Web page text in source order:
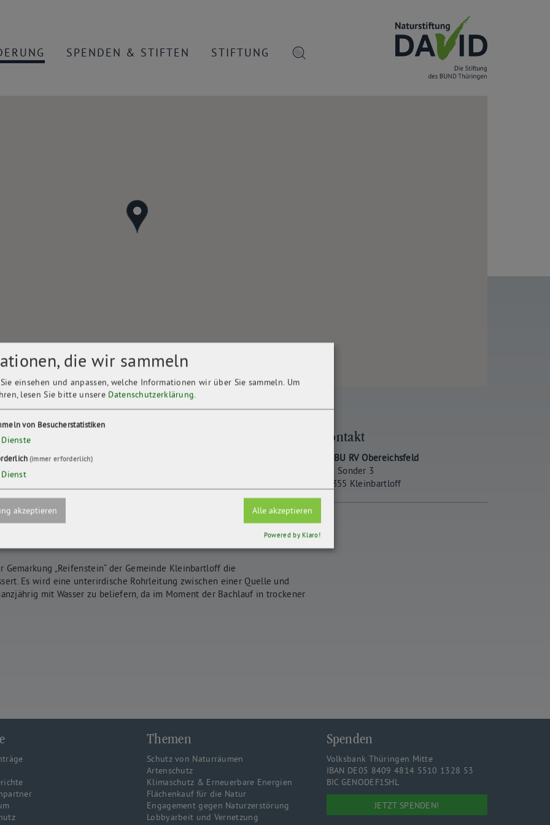
SPENDEN & STIFTEN STIFTUNG
für den
„Reifenstein“ der Gemeinde Kleinbartloff die
Es wird eine unterirdische Rohrleitung zwischen einer Quelle und
mit Wasser zu beliefern, da im Moment der Bachlauf in trockener
Kontakt
NABU RV Obereichsfeld
Am Sonder 3
37355 Kleinbartloff
Themen
Schutz von Naturräumen
Artenschutz
Klimaschutz & Erneuerbare Energien
Flächenkauf für die Natur
Engagement gegen Naturzerstörung
Lobbyarbeit und Vernetzung
Spenden
Volksbank Thüringen Mitte
IBAN DE05 8409 4814 5510 1328 53
BIC GENODEF1SHL
JETZT SPENDEN!
die wir sammeln
einsehen und anpassen, welche Informationen wir über Sie sammeln. Um
lesen Sie bitte unsere Datenschutzerklärung.
von Besucherstatistiken
Dienste
(immer erforderlich)
Dienst
akzeptieren Alle akzeptieren
Powered by Klaro!